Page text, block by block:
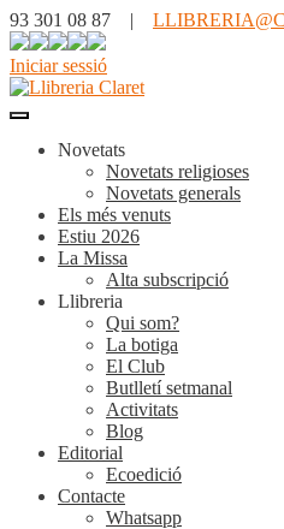
93 301 08 87 |
Iniciar sessió
Novetats
Novetats religioses
Novetats generals
Els més venuts
Estiu 2026
La Missa
Alta subscripció
Llibreria
Qui som?
La botiga
El Club
Butlletí setmanal
Activitats
Blog
Editorial
Ecoedició
Contacte
Whatsapp